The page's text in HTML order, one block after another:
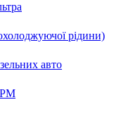
рідини)
авто